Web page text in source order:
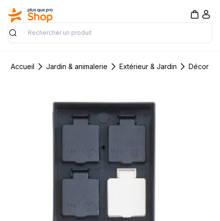
Rechercher
Accueil Jardin & animalerie Extérieur & Jardin